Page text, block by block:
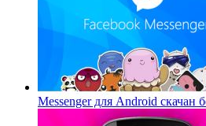
Messenger для Android скачан